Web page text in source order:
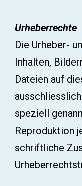
Urheberrechte
Die Urheber-
Inhalten,
Dateien auf
ausschliesslich
speziell
Reproduktion
schriftliche